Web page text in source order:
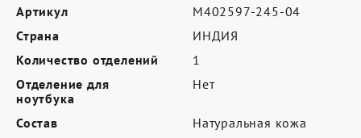
Сертификат Dr.Koffer
Где купить
Партнерам
Контакты
Артикул
M402597-245-04
Страна
ИНДИЯ
Количество отделений
1
Отделение для
ноутбука
Нет
Состав
Натуральная кожа